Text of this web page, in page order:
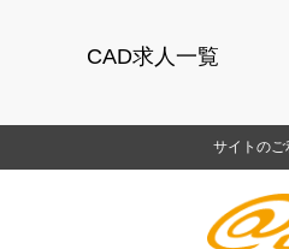
CAD求人一覧
サイトのご